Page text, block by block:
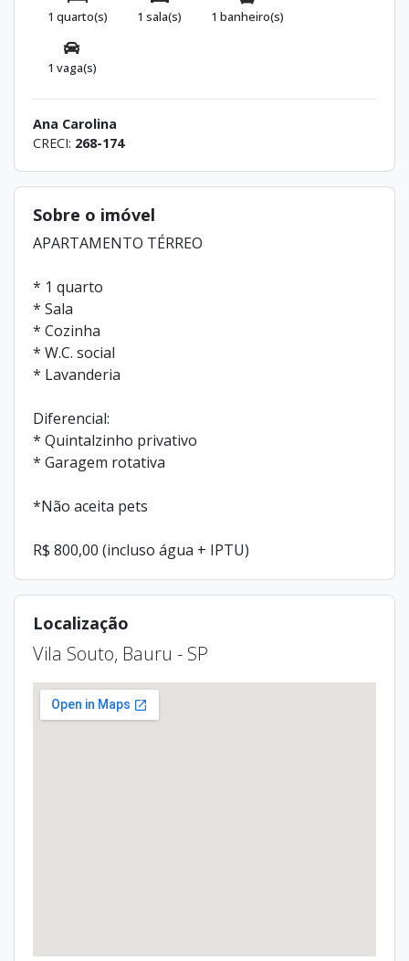
1 quarto(s) 1 sala(s) 1 banheiro(s)
1 vaga(s)
Ana Carolina
CRECI: 268-174
Sobre o imóvel
APARTAMENTO TÉRREO
* 1 quarto
* Sala
* Cozinha
* W.C. social
* Lavanderia
Diferencial:
* Quintalzinho privativo
* Garagem rotativa
*Não aceita pets
R$ 800,00 (incluso água + IPTU)
Localização
Vila Souto, Bauru - SP